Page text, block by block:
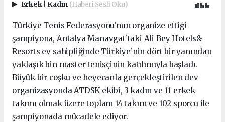
Erkek Kadın (Haberi Sesli Oku)
Türkiye Tenis Federasyonu’nun organize ettiği
şampiyona, Antalya Manavgat’taki Ali Bey Hotels&
Resorts ev sahipliğinde Türkiye’nin dört bir yanından
yaklaşık bin master tenisçinin katılımıyla başladı.
Büyük bir coşku ve heyecanla gerçekleştirilen dev
organizasyonda ATDSK ekibi, 3 kadın ve 11 erkek
takımı olmak üzere toplam 14 takım ve 102 sporcu ile
şampiyonada mücadele ediyor.